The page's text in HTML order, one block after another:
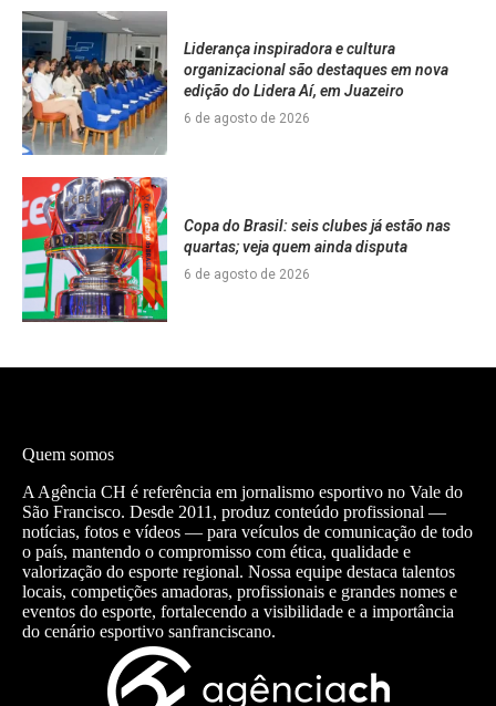
Liderança inspiradora e cultura
organizacional são destaques em nova
edição do Lidera Aí, em Juazeiro
6 de agosto de 2026
Copa do Brasil: seis clubes já estão nas
quartas; veja quem ainda disputa
6 de agosto de 2026
Quem somos
A Agência CH é referência em jornalismo esportivo no Vale do
São Francisco. Desde 2011, produz conteúdo profissional —
notícias, fotos e vídeos — para veículos de comunicação de todo
o país, mantendo o compromisso com ética, qualidade e
valorização do esporte regional. Nossa equipe destaca talentos
locais, competições amadoras, profissionais e grandes nomes e
eventos do esporte, fortalecendo a visibilidade e a importância
do cenário esportivo sanfranciscano.